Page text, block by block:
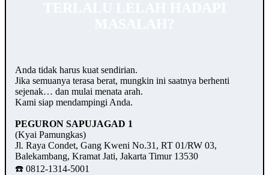
Anda tidak harus kuat sendirian.
Jika semuanya terasa berat, mungkin ini saatnya berhenti
sejenak… dan mulai menata arah.
Kami siap mendampingi Anda.
PEGURON SAPUJAGAD 1
(Kyai Pamungkas)
Jl. Raya Condet, Gang Kweni No.31, RT 01/RW 03,
Balekambang, Kramat Jati, Jakarta Timur 13530
☎️ 0812-1314-5001